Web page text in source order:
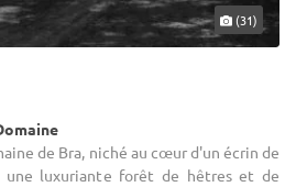
(31)
de Bra, niché au cœur d'un écrin de
une luxuriante forêt de hêtres et de